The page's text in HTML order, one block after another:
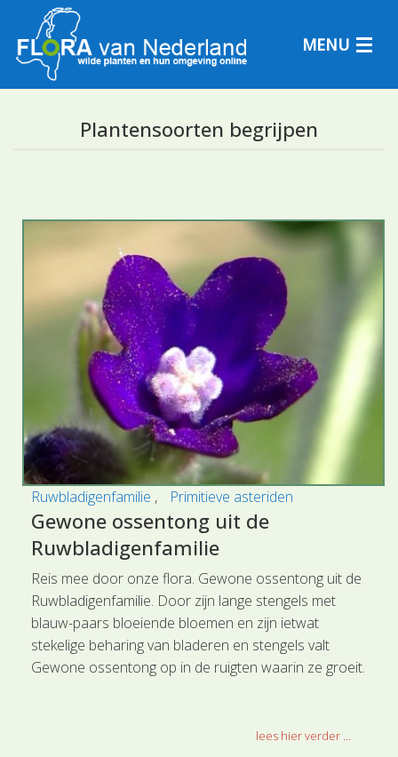
MENU
Plantensoorten begrijpen
Ruwbladigenfamilie Primitieve asteriden
Gewone ossentong uit de
Ruwbladigenfamilie
Reis mee door onze flora. Gewone ossentong uit de
Ruwbladigenfamilie. Door zijn lange stengels met
blauw-paars bloeiende bloemen en zijn ietwat
stekelige beharing van bladeren en stengels valt
Gewone ossentong op in de ruigten waarin ze groeit.
lees hier verder ...